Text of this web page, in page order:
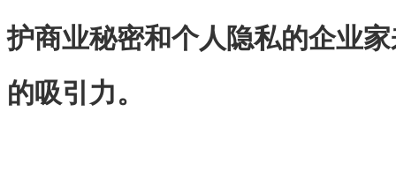
护商业秘密和个人隐私的企业
的吸引力。